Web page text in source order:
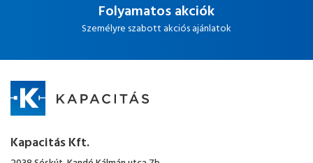
Folyamatos akciók
Személyre szabott akciós ajánlatok
Kapacitás Kft.